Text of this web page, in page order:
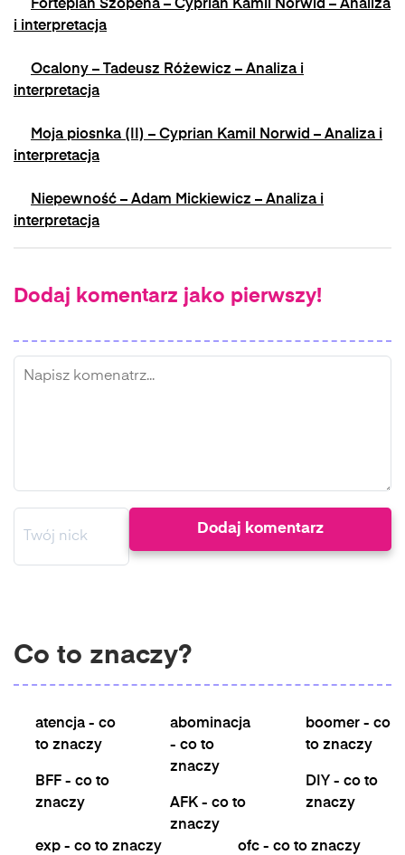
Fortepian Szopena – Cyprian Kamil Norwid – Analiza
i interpretacja
Ocalony – Tadeusz Różewicz – Analiza i
interpretacja
Moja piosnka (II) – Cyprian Kamil Norwid – Analiza i
interpretacja
Niepewność – Adam Mickiewicz – Analiza i
interpretacja
Dodaj komentarz jako pierwszy!
Co to znaczy?
atencja - co
to znaczy
BFF - co to
znaczy
abominacja
- co to
znaczy
AFK - co to
znaczy
boomer - co
to znaczy
DIY - co to
znaczy
exp - co to znaczy ofc - co to znaczy